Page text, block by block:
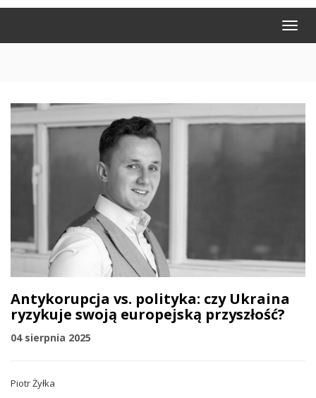
Antykorupcja vs. polityka: czy Ukraina
ryzykuje swoją europejską przyszłość?
04 sierpnia 2025
Piotr Żyłka